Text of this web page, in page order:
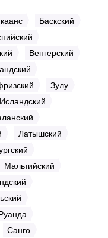
Баскский
Венгерский
Зулу
Исландский
Латышский
Мальтийский
Санго